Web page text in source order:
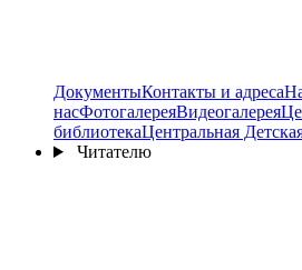
ДокументыКонтакты и адреса
насФотогалереяВидеогалерея
библиотекаЦентральная
Читателю